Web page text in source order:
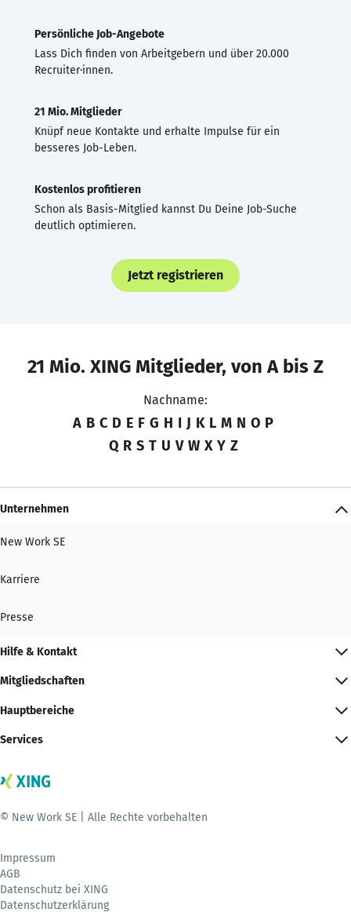
Persönliche Job-Angebote
Lass Dich finden von Arbeitgebern und über 20.000
Recruiter·innen.
21 Mio. Mitglieder
Knüpf neue Kontakte und erhalte Impulse für ein
besseres Job-Leben.
Kostenlos profitieren
Schon als Basis-Mitglied kannst Du Deine Job-Suche
deutlich optimieren.
Jetzt registrieren
21 Mio. XING Mitglieder, von A bis Z
Nachname:
A B C D E F G H I J K L M N O P
Q R S T U V W X Y Z
Unternehmen
New Work SE
Karriere
Presse
Hilfe & Kontakt
Mitgliedschaften
Hauptbereiche
Services
© New Work SE | Alle Rechte vorbehalten
Impressum
AGB
Datenschutz bei XING
Datenschutzerklärung